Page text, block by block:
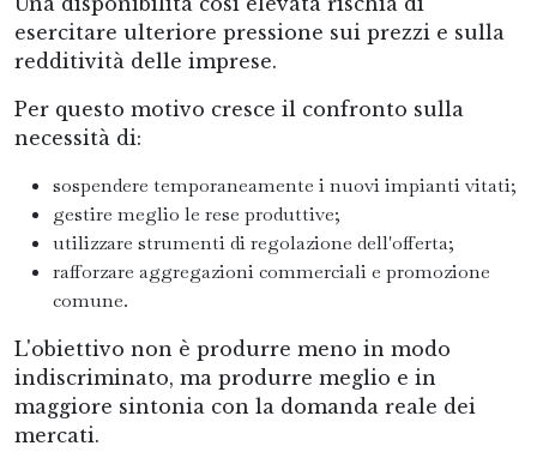
esercitare ulteriore pressione sui prezzi e sulla
redditività delle imprese.
Per questo motivo cresce il confronto sulla
necessità di:
sospendere temporaneamente i nuovi impianti vitati;
gestire meglio le rese produttive;
utilizzare strumenti di regolazione dell'offerta;
rafforzare aggregazioni commerciali e promozione
comune.
L'obiettivo non è produrre meno in modo
indiscriminato, ma produrre meglio e in
maggiore sintonia con la domanda reale dei
mercati.